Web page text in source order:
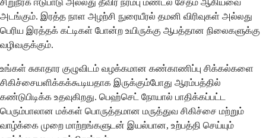
சிறுநீரக ஈடுபாடு அல்லது தீவிர நரம்பு மண்டல சேதம் ஆகியவை
அடங்கும். இரத்த நாள அழற்சி நுரையீரல் தமனி விரிவுகள் அல்லது
பெரிய இரத்தக் கட்டிகள் போன்ற உயிருக்கு ஆபத்தான நிலைகளுக்கு
வழிவகுக்கும்.
உங்கள் சுகாதார குழுவிடம் வழக்கமான கண்காணிப்பு சிக்கல்களை
சிகிச்சையளிக்கக்கூடியதாக இருக்கும்போது ஆரம்பத்தில்
கண்டுபிடிக்க உதவுகிறது. பெஹ்செட் நோயால் பாதிக்கப்பட்ட
பெரும்பாலான மக்கள் பொருத்தமான மருத்துவ சிகிச்சை மற்றும்
வாழ்க்கை முறை மாற்றங்களுடன் இயல்பான, உற்பத்தி செய்யும்